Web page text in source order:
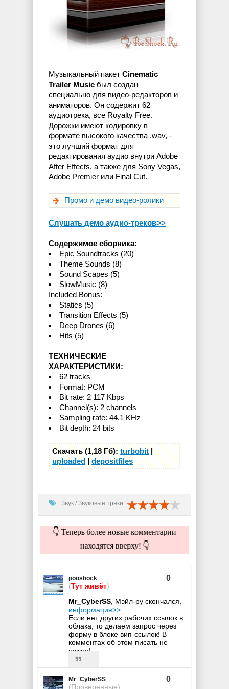
Музыкальный пакет Cinematic
Trailer Music был создан
специально для видео-редакторов и
аниматоров. Он содержит 62
аудиотрека, все Royalty Free.
Дорожки имеют кодировку в
формате высокого качества .wav, -
это лучший формат для
редактирования аудио внутри Adobe
After Effects, а также для Sony Vegas,
Adobe Premier или Final Cut.
Промо и демо видео-ролики
Слушать демо аудио-треков>>
Содержимое сборника:
Epic Soundtracks (20)
Theme Sounds (8)
Sound Scapes (5)
SlowMusic (8)
Included Bonus:
Statics (5)
Transition Effects (5)
Deep Drones (6)
Hits (5)
ТЕХНИЧЕСКИЕ
ХАРАКТЕРИСТИКИ:
62 tracks
Format: PCM
Bit rate: 2 117 Kbps
Channel(s): 2 channels
Sampling rate: 44.1 KHz
Bit depth: 24 bits
Скачать (1,18 Гб):turbobit |
uploaded |depositfiles
Звук / Звуковые треки
👇 Теперь более новые комментарии
находятся вверху! 👇
pooshock
(Тут живёт)
0
Mr_CyberSS , Мэйл-ру скончался,
информация>>
Если нет других рабочих ссылок в
облака, то делаем запрос через
форму в блоке вип-ссылок! В
комментах об этом писать не
нужно!
Mr_CyberSS
(Проверенные)
0